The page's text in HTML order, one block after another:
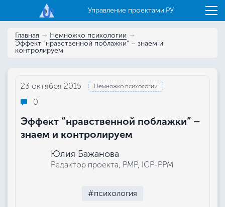
Управление проектами.РУ
Главная
Немножко психологии
Эффект “нравственной поблажки” – знаем и
контролируем
23 октября 2015 Немножко психологии
0
Эффект “нравственной поблажки” –
знаем и контролируем
Юлия Бажанова
Редактор проекта, РМР, ICP-PPM
#психология